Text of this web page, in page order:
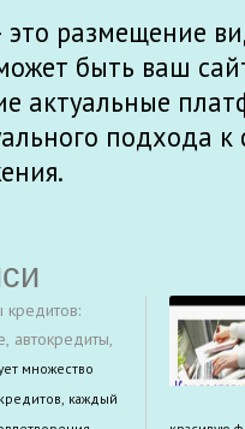
размещение
быть ваш
актуальные
подхода
кредитов:
автокредиты,
множество
каждый